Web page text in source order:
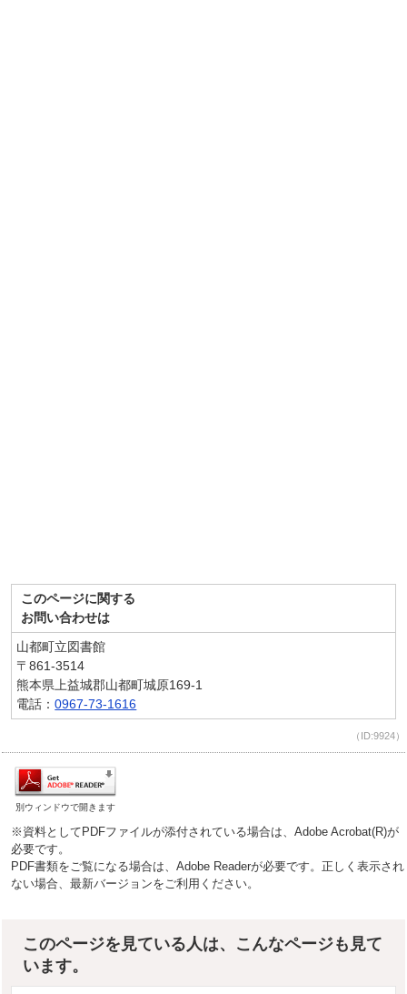
このページに関する
お問い合わせは
山都町立図書館
〒861-3514
熊本県上益城郡山都町城原169-1
電話：0967-73-1616
（ID:9924）
別ウィンドウで開きます
※資料としてPDFファイルが添付されている場合は、Adobe Acrobat(R)が
必要です。
PDF書類をご覧になる場合は、Adobe Readerが必要です。正しく表示され
ない場合、最新バージョンをご利用ください。
このページを見ている人は、こんなページも見て
います。